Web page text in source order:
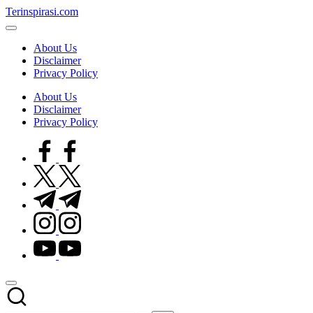
Skip
to
Terinspirasi.com
Inspirasi
TerkiniAbout Us
Disclaimer
Privacy Policy
About Us
Disclaimer
Privacy Policy
facebook.com
twitter.com
t.me
instagram.com
youtube.com